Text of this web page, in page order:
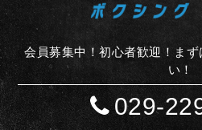
会員募集中！初心者歓迎！ま
い！
029-